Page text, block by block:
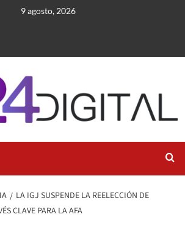
9 agosto, 2026
LA IGJ SUSPENDE LA REELECCIÓN DE
CLAVE PARA LA AFA